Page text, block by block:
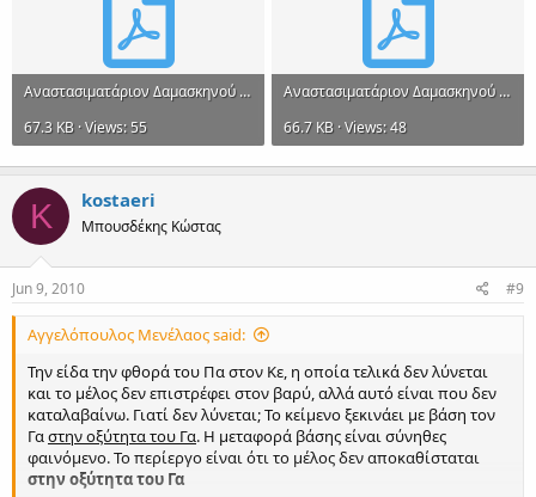
Aναστασιματάριον Δαμασκηνού Αντίφωνα δ' εκ του Πα με κατάληξη πλ δ'.pdf
67.3 KB · Views: 55
Aναστασιματάριον Δαμασκηνού Στιχηρό β' με κατάληξη πλ β'.pdf
66.7 KB · Views: 48
K kostaeri
Μπουσδέκης Κώστας
Jun 9, 2010 #9
Αγγελόπουλος Μενέλαος said:
Την είδα την φθορά του Πα στον Κε, η οποία τελικά δεν λύνεται
και το μέλος δεν επιστρέφει στον βαρύ, αλλά αυτό είναι που δεν
καταλαβαίνω. Γιατί δεν λύνεται; Το κείμενο ξεκινάει με βάση τον
Γα στην οξύτητα του Γα. Η μεταφορά βάσης είναι σύνηθες
φαινόμενο. Το περίεργο είναι ότι το μέλος δεν αποκαθίσταται
στην οξύτητα του Γα